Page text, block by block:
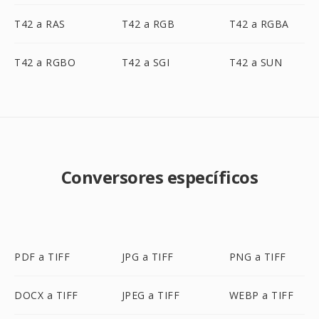
T42 a RAS T42 a RGB T42 a RGBA
T42 a RGBO T42 a SGI T42 a SUN
Conversores específicos
PDF a TIFF JPG a TIFF PNG a TIFF
DOCX a TIFF JPEG a TIFF WEBP a TIFF